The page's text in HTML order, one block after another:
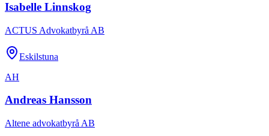
Isabelle Linnskog
ACTUS Advokatbyrå AB
Eskilstuna
AH
Andreas Hansson
Altene advokatbyrå AB